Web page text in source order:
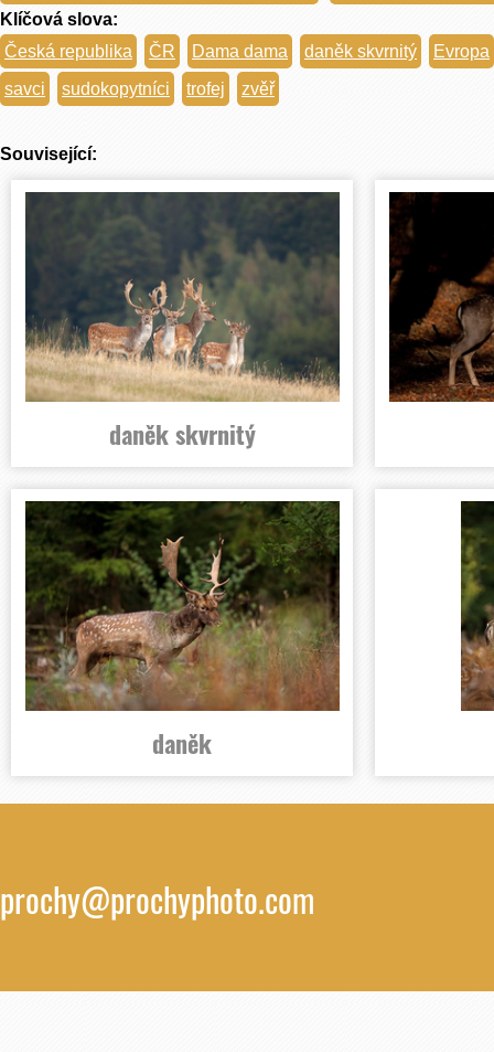
Klíčová slova:
Česká republika
ČR Dama dama daněk skvrnitý
Evropa
savci
sudokopytníci trofej zvěř
Související:
daněk skvrnitý
daněk
prochy@prochyphoto.com